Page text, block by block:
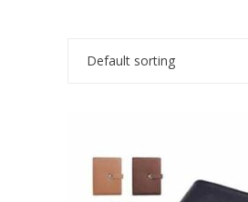
Default sorting